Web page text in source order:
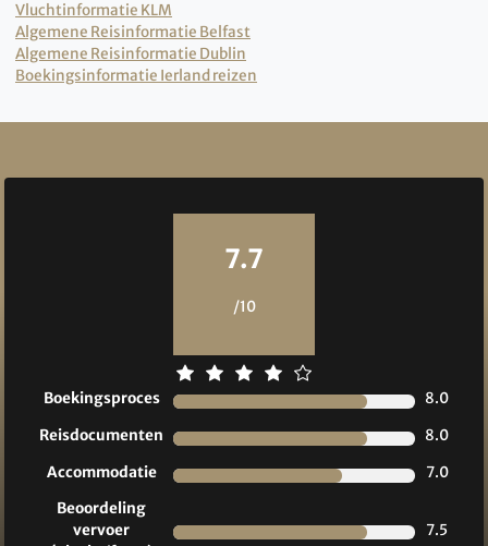
Vluchtinformatie KLM
Algemene Reisinformatie Belfast
Algemene Reisinformatie Dublin
Boekingsinformatie Ierland reizen
7.7
/10
Boekingsproces
8.0
Reisdocumenten
8.0
Accommodatie
7.0
Beoordeling
vervoer
7.5